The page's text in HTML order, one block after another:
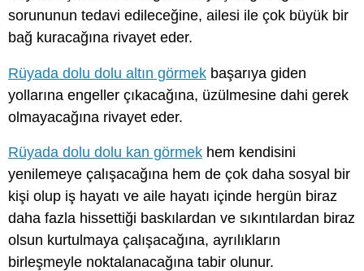
sorununun tedavi edileceğine, ailesi ile çok büyük bir
bağ kuracağına rivayet eder.
Rüyada dolu dolu altın görmek başarıya giden
yollarına engeller çıkacağına, üzülmesine dahi gerek
olmayacağına rivayet eder.
Rüyada dolu dolu kan görmek hem kendisini
yenilemeye çalışacağına hem de çok daha sosyal bir
kişi olup iş hayatı ve aile hayatı içinde hergün biraz
daha fazla hissettiği baskılardan ve sıkıntılardan biraz
olsun kurtulmaya çalışacağına, ayrılıkların
birleşmeyle noktalanacağına tabir olunur.